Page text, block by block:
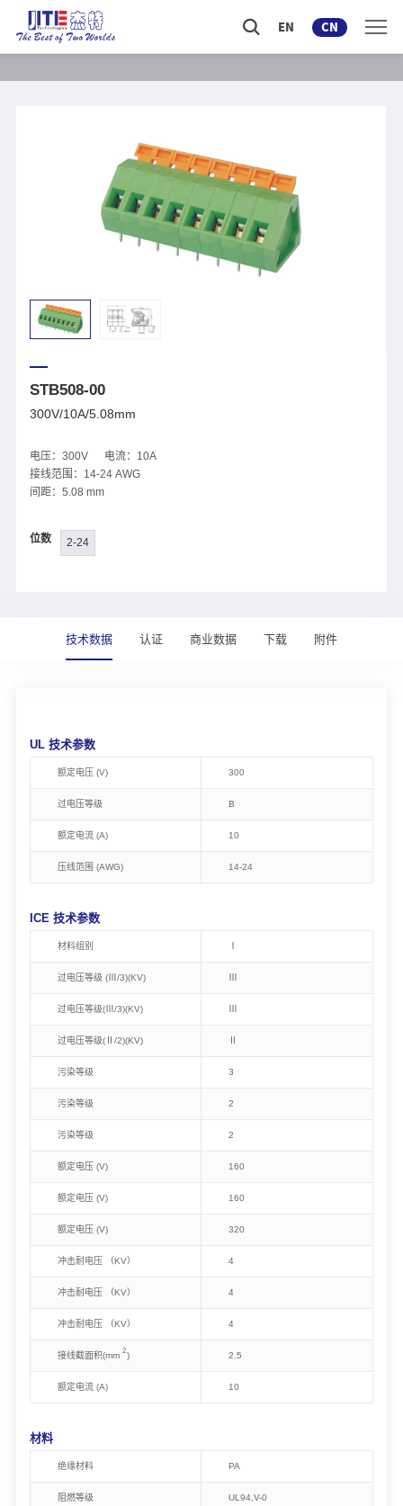
EN CN
STB508-00
300V/10A/5.08mm
电压：300V 电流：10A
接线范围：14-24 AWG
间距：5.08 mm
位数 2-24
技术数据 认证 商业数据 下载 附件
UL 技术参数
额定电压 (V) 300
过电压等级 B
额定电流 (A) 10
压线范围 (AWG) 14-24
ICE 技术参数
材料组别
过电压等级 (Ⅲ/3)(KV)
过电压等级(Ⅲ/3)(KV)
过电压等级(Ⅱ/2)(KV)
污染等级 3
污染等级 2
污染等级 2
额定电压 (V) 160
额定电压 (V) 160
额定电压 (V) 320
冲击耐电压 （KV） 4
冲击耐电压 （KV） 4
冲击耐电压 （KV） 4
接线截面积(mm 2) 2.5
额定电流 (A) 10
材料
绝缘材料 PA
阻燃等级 UL94, V-0